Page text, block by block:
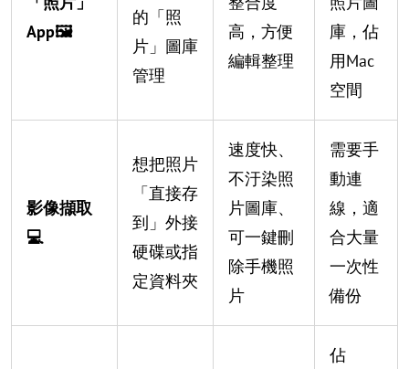
App🖼️
的「照
片」圖庫
管理
高，方便
編輯整理
庫，佔
用Mac
空間
影像擷取
💻
想把照片
「直接存
到」外接
硬碟或指
定資料夾
速度快、
不汙染照
片圖庫、
可一鍵刪
除手機照
片
需要手
動連
線，適
合大量
一次性
備份
佔